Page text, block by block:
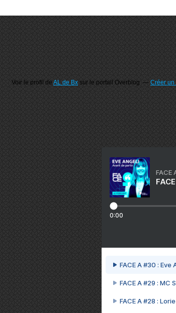
Voir le profil deAL de Bxsur le portail Overblog Créer un
FACE
0:00
FACE A #30 :
FACE A #29 : MC
FACE A #28 :